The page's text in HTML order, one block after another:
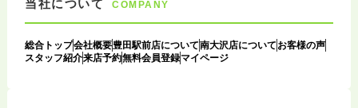
当社について COMPANY
総合トップ会社概要豊田駅前店について南大沢店について お客様の声
スタッフ紹介来店予約無料会員登録マイページ